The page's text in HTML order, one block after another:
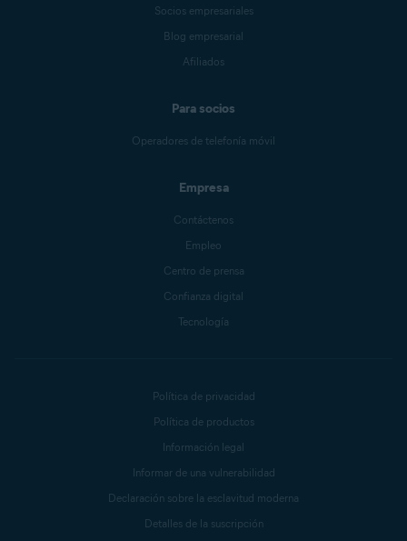
Socios empresariales
Blog empresarial
Afiliados
Para socios
Operadores de telefonía móvil
Empresa
Contáctenos
Empleo
Centro de prensa
Confianza digital
Tecnología
Política de privacidad
Política de productos
Información legal
Informar de una vulnerabilidad
Declaración sobre la esclavitud moderna
Detalles de la suscripción